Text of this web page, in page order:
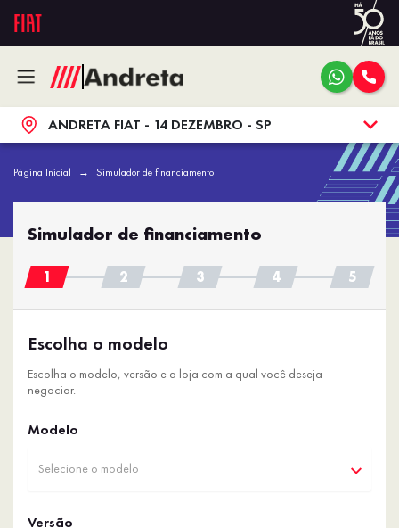
ANDRETA FIAT - 14 DEZEMBRO - SP
Página Inicial Simulador de financiamento
Simulador de financiamento
Escolha o modelo
Escolha o modelo, versão e a loja com a qual você deseja
negociar.
Modelo
Selecione o modelo
Versão